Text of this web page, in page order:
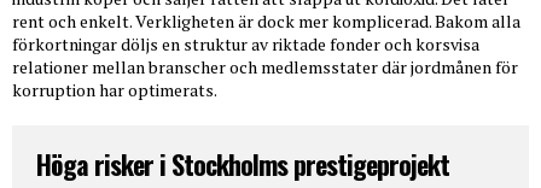
rent och enkelt. Verkligheten är dock mer komplicerad. Bakom alla
förkortningar döljs en struktur av riktade fonder och korsvisa
relationer mellan branscher och medlemsstater där jordmånen för
korruption har optimerats.
Höga risker i Stockholms prestigeprojekt